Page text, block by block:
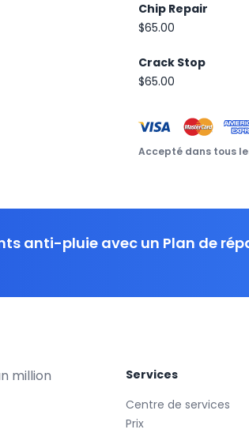
Chip Repair
$65.00
Crack Stop
$65.00
Accepté dans tous
anti-pluie avec un Plan de
million
Services
Centre de services
Prix